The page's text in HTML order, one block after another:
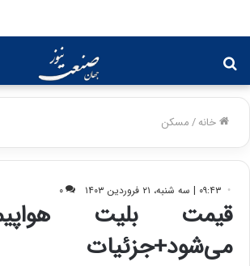
برای
خانه/مسکن
۰۹:۴۳ | سه شنبه، ۲۱ فروردین ۱۴۰۳ ۰
قیمت بلیت
می‌شود+جزئیات